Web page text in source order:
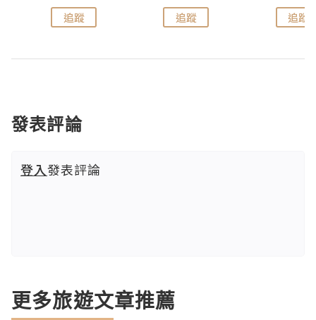
追蹤 追蹤 追蹤
發表評論
登入發表評論
更多旅遊文章推薦